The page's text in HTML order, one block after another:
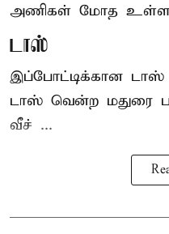
அணிகள் மோத
டாஸ்
இப்போட்டிக்கான டாஸ்
டாஸ் வென்ற மதுரை
வீச் ...